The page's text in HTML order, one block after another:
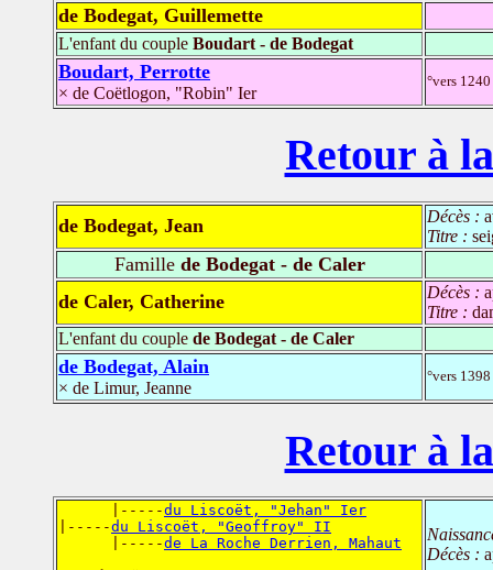
de Bodegat, Guillemette
L'enfant du couple Boudart - de Bodegat
Boudart, Perrotte
× de Coëtlogon, "Robin" Ier
°vers
Retour à
de Bodegat, Jean Décès :
Titre :
Famillede Bodegat - de Caler
de Caler, Catherine
Décès :
Titre :
L'enfant du couple de Bodegat - de Caler
de Bodegat, Alain
× de Limur, Jeanne
°vers
Retour à
      |-----
du Liscoët, "Jehan" Ier
|-----du Liscoët, "Geoffroy" II
      |-----
de La Roche Derrien, Mahaut
Décès :